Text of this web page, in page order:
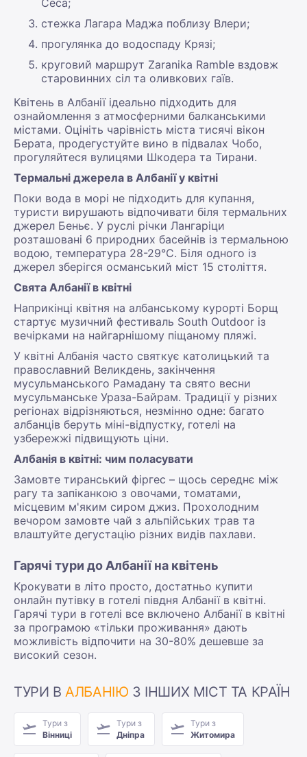
стежка Лагара Маджа поблизу Влери;
прогулянка до водоспаду Крязі;
круговий маршрут Zaranika Ramble вздовж
старовинних сіл та оливкових гаїв.
Квітень в Албанії ідеально підходить для
ознайомлення з атмосферними балканськими
містами. Оцініть чарівність міста тисячі вікон
Берата, продегустуйте вино в підвалах Чобо,
прогуляйтеся вулицями Шкодера та Тирани.
Термальні джерела в Албанії у квітні
Поки вода в морі не підходить для купання,
туристи вирушають відпочивати біля термальних
джерел Беньє. У руслі річки Лангаріци
розташовані 6 природних басейнів із термальною
водою, температура 28-29°С. Біля одного із
джерел зберігся османський міст 15 століття.
Свята Албанії в квітні
Наприкінці квітня на албанському курорті Борщ
стартує музичний фестиваль South Outdoor із
вечірками на найгарнішому піщаному пляжі.
У квітні Албанія часто святкує католицький та
православний Великдень, закінчення
мусульманського Рамадану та свято весни
мусульманське Ураза-Байрам. Традиції у різних
регіонах відрізняються, незмінно одне: багато
албанців беруть міні-відпустку, готелі на
узбережжі підвищують ціни.
Албанія в квітні: чим поласувати
Замовте тиранський фіргес – щось середнє між
рагу та запіканкою з овочами, томатами,
місцевим м'яким сиром джиз. Прохолодним
вечором замовте чай з альпійських трав та
влаштуйте дегустацію різних видів пахлави.
Гарячі тури до Албанії на квітень
Крокувати в літо просто, достатньо купити
онлайн путівку в готелі півдня Албанії в квітні.
Гарячі тури в готелі все включено Албанії в квітні
за програмою «тільки проживання» дають
можливість відпочити на 30-80% дешевше за
високий сезон.
ТУРИ В АЛБАНІЮ З ІНШИХ МІСТ ТА КРАЇН
Тури з
Вінниці
Тури з
Дніпра
Тури з
Житомира